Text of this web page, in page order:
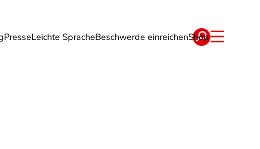
PresseLeichte SpracheBeschwerde einreichenShop
& Pflege Energie Reise Verträge